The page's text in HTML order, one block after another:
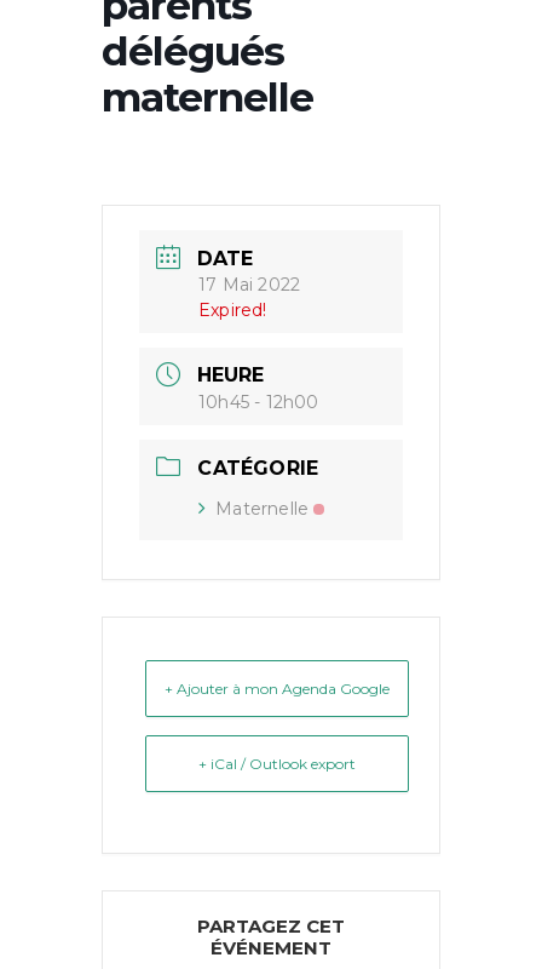
délégués
maternelle
DATE
17 Mai 2022
Expired!
HEURE
10h45 - 12h00
CATÉGORIE
Maternelle
+ Ajouter à mon Agenda Google
+ iCal / Outlook export
PARTAGEZ CET
ÉVÉNEMENT